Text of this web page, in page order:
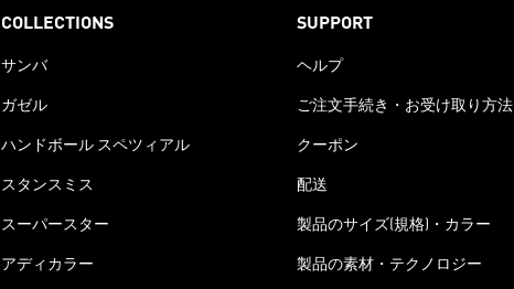
COLLECTIONS
サンバ
ガゼル
ハンドボール スペツィアル
スタンスミス
スーパースター
アディカラー
SUPPORT
ヘルプ
ご注文手続き・お受け取り方法
クーポン
配送
製品のサイズ(規格)・カラー
製品の素材・テクノロジー